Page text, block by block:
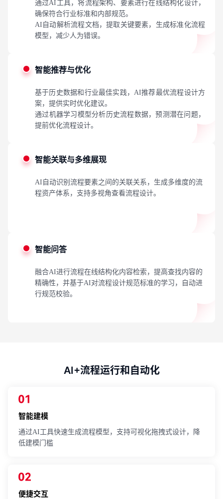
通过AI工具，将流程架构、要素进行在线结构化设计，
确保符合行业标准和内部规范。
AI自动解析流程文档，提取关键要素，生成标准化流程
模型，减少人为错误。
智能推荐与优化
基于历史数据和行业最佳实践，AI推荐最优流程设计方
案，提供实时优化建议。
通过机器学习模型分析历史流程数据，预测潜在问题，
提前优化流程设计。
智能关联与多维展现
AI自动识别流程要素之间的关联关系，生成多维度的流
程资产体系，支持多视角查看流程设计。
智能问答
融合AI进行流程在线结构化内容检索，提高查找内容的
精确性，并基于AI对流程设计规范标准的学习，自动进
行规范校验。
AI+流程运行和自动化
智能建模
通过AI工具快速生成流程模型，支持可视化拖拽式设计，降
低建模门槛
便捷交互